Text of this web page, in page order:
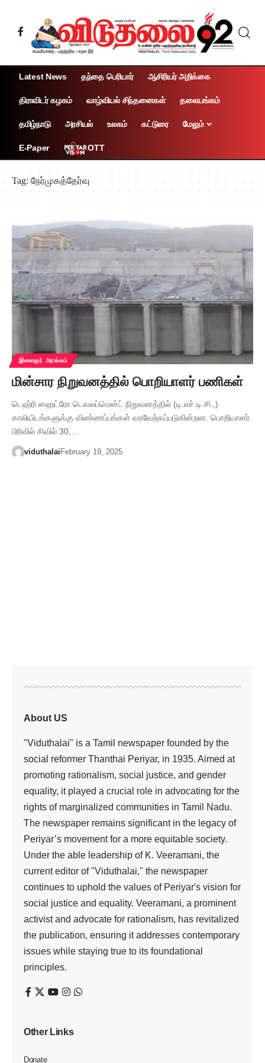
Latest News தந்தை பெரியார் ஆசிரியர் அறிக்கை
திராவிடர் கழகம் வாழ்வியல் சிந்தனைகள் தலையங்கம்
தமிழ்நாடு அரசியல் உலகம் கட்டுரை மேலும்
E-Paper OTT
Tag:நேர்முகத்தேர்வு
இளைஞர் அரங்கம்
மின்சார நிறுவனத்தில் பொறியாளர் பணிகள்
டெஹ்ரி ஹைட்ரோ டெவலப்மென்ட் நிறுவனத்தில் (டி.எச்.டி.சி.,)
காலியிடங்களுக்கு விண்ணப்பங்கள் வரவேற்கப்படுகின்றன. பொறியாளர்
பிரிவில் சிவில் 30,…
viduthalai February 19, 2025
About US
"Viduthalai" is a Tamil newspaper founded by the
social reformer Thanthai Periyar, in 1935. Aimed at
promoting rationalism, social justice, and gender
equality, it played a crucial role in advocating for the
rights of marginalized communities in Tamil Nadu.
The newspaper remains significant in the legacy of
Periyar’s movement for a more equitable society.
Under the able leadership of K. Veeramani, the
current editor of "Viduthalai," the newspaper
continues to uphold the values of Periyar's vision for
social justice and equality. Veeramani, a prominent
activist and advocate for rationalism, has revitalized
the publication, ensuring it addresses contemporary
issues while staying true to its foundational
principles.
Other Links
Donate